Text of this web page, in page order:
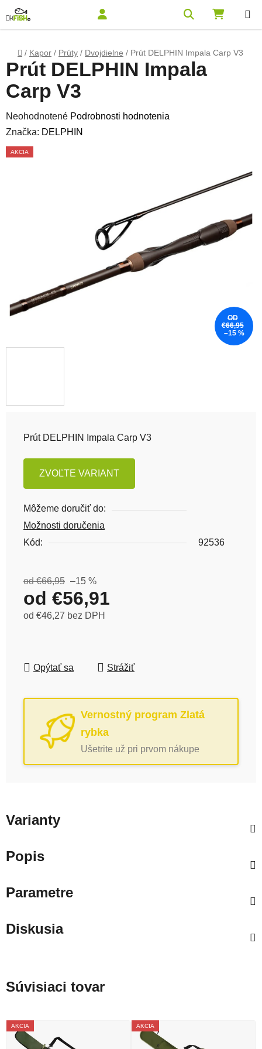
Domov
/ Kapor / Prúty / Dvojdielne / Prút DELPHIN Impala Carp V3
Prút DELPHIN Impala Carp V3
ZVOĽTE VARIANT
Môžeme doručiť do:
Možnosti doručenia
Kód:
92536
od €66,95 –15 %
od €56,91
od €46,27 bez DPH
Opýtať sa Strážiť
Vernostný program Zlatá
rybka
Ušetrite už pri prvom nákupe
Prút DELPHIN Impala
Carp V3
Priemerné hodnotenie produktu je 0,0 z 5 hviezdičiek.
Neohodnotené Podrobnosti hodnotenia
Značka: DELPHIN
AKCIA
OD
€66,95
–15 %
Varianty
Popis
Parametre
Diskusia
Súvisiaci tovar
AKCIA AKCIA